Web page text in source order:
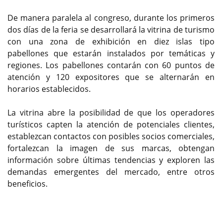
De manera paralela al congreso, durante los primeros
dos días de la feria se desarrollará la vitrina de turismo
con una zona de exhibición en diez islas tipo
pabellones que estarán instalados por temáticas y
regiones. Los pabellones contarán con 60 puntos de
atención y 120 expositores que se alternarán en
horarios establecidos.
La vitrina abre la posibilidad de que los operadores
turísticos capten la atención de potenciales clientes,
establezcan contactos con posibles socios comerciales,
fortalezcan la imagen de sus marcas, obtengan
información sobre últimas tendencias y exploren las
demandas emergentes del mercado, entre otros
beneficios.